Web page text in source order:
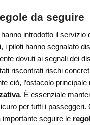
da seguire
introdotto il servizio
i piloti hanno segnalato
dovuti ai segnali dei
riscontrati rischi
ciò, l’ostacolo principale
. È essenziale
per tutti i passeggeri.
importante seguire le